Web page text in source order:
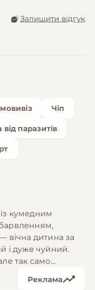
Залишити відгук
Чіп
паразитів
кумедним
вічна дитина за
і дуже чуйний.
так само
під дощем. Зіон
Реклама